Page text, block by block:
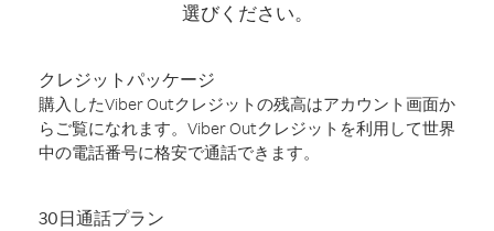
選びください。
クレジットパッケージ
購入したViber Outクレジットの残高はアカウント画面か
らご覧になれます。Viber Outクレジットを利用して世界
中の電話番号に格安で通話できます。
30日通話プラン